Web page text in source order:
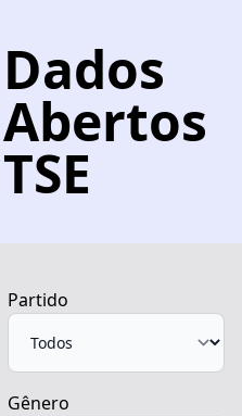
Dados
Abertos
TSE
Partido
Gênero